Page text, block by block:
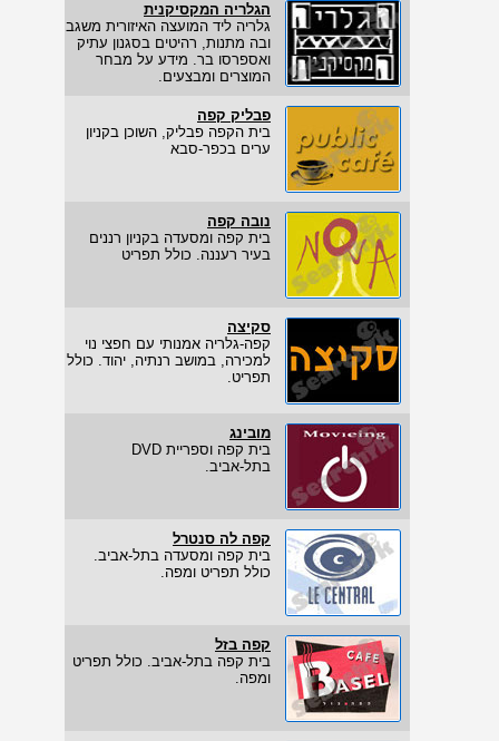
הגלריה המקסיקנית
גלריה ליד המועצה האיזורית משגב
ובה מתנות, רהיטים בסגנון עתיק
ואספרסו בר. מידע על מבחר
המוצרים ומבצעים.
פבליק קפה
בית הקפה פבליק, השוכן בקניון
ערים בכפר-סבא
נובה קפה
בית קפה ומסעדה בקניון רננים
בעיר רעננה. כולל תפריט
סקיצה
קפה-גלריה אמנותי עם חפצי נוי
למכירה, במושב רנתיה, יהוד. כולל
תפריט.
מובינג
בית קפה וספריית DVD
בתל-אביב.
קפה לה סנטרל
בית קפה ומסעדה בתל-אביב.
כולל תפריט ומפה.
קפה בזל
בית קפה בתל-אביב. כולל תפריט
ומפה.